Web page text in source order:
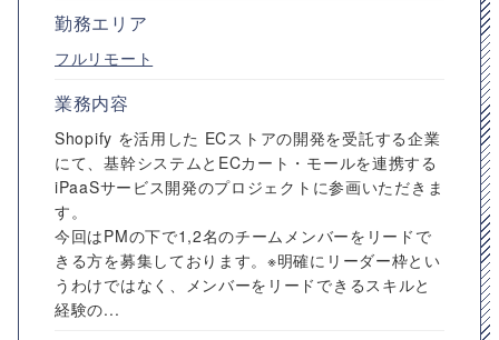
勤務エリア
フルリモート
業務内容
Shopify を活用した ECストアの開発を受託する企業
にて、基幹システムとECカート・モールを連携する
iPaaSサービス開発のプロジェクトに参画いただきま
す。
今回はPMの下で1,2名のチームメンバーをリードで
きる方を募集しております。※明確にリーダー枠とい
うわけではなく、メンバーをリードできるスキルと
経験の...